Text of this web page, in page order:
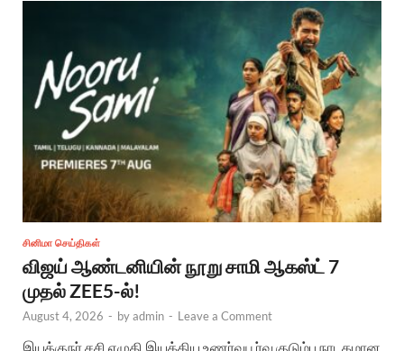
சினிமா செய்திகள்
விஜய் ஆண்டனியின் நூறு சாமி ஆகஸ்ட் 7
முதல் ZEE5-ல்!
August 4, 2026 - byadmin - Leave a Comment
இயக்குநர் சசி எழுதி இயக்கிய உணர்வுபூர்வ குடும்ப நாடகமான